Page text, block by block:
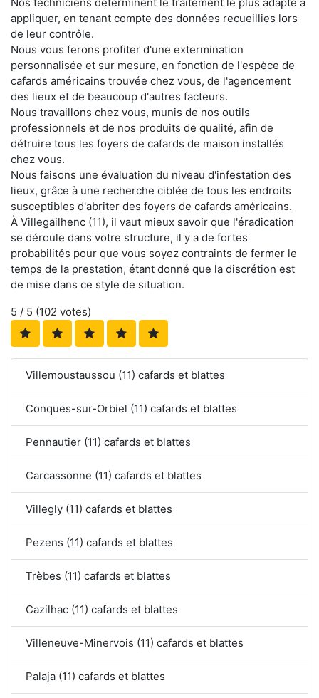
appliquer, en tenant compte des données recueillies lors
de leur contrôle.
Nous vous ferons profiter d'une extermination
personnalisée et sur mesure, en fonction de l'espèce de
cafards américains trouvée chez vous, de l'agencement
des lieux et de beaucoup d'autres facteurs.
Nous travaillons chez vous, munis de nos outils
professionnels et de nos produits de qualité, afin de
détruire tous les foyers de cafards de maison installés
chez vous.
Nous faisons une évaluation du niveau d'infestation des
lieux, grâce à une recherche ciblée de tous les endroits
susceptibles d'abriter des foyers de cafards américains.
À Villegailhenc (11), il vaut mieux savoir que l'éradication
se déroule dans votre structure, il y a de fortes
probabilités pour que vous soyez contraints de fermer le
temps de la prestation, étant donné que la discrétion est
de mise dans ce style de situation.
5 / 5 (102 votes)
Villemoustaussou (11) cafards et blattes
Conques-sur-Orbiel (11) cafards et blattes
Pennautier (11) cafards et blattes
Carcassonne (11) cafards et blattes
Villegly (11) cafards et blattes
Pezens (11) cafards et blattes
Trèbes (11) cafards et blattes
Cazilhac (11) cafards et blattes
Villeneuve-Minervois (11) cafards et blattes
Palaja (11) cafards et blattes